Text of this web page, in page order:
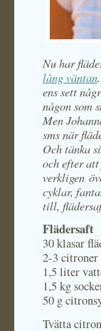
Nu har
lång väntan
ens sett
någon som
Men
sms när
Och tänka
och efter
verkligen
cyklar,
till,
Flädersaft
30 klasar
2-3 citroner
1,5 liter
1,5 kg
50 g
Tvätta